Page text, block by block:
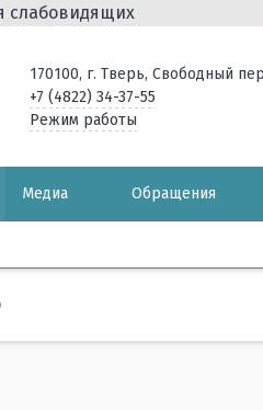
слабовидящих
170100, г. Тверь, Свободный
+7 (4822) 34-37-55
Режим работы
Медиа Обращения